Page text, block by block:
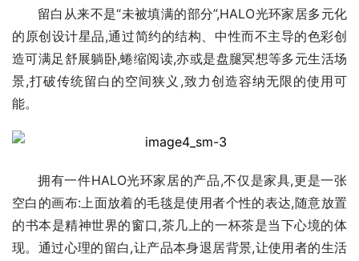
留白从来不是“未被填满的部分”,HALO光环家居多元化
的原创设计星品,通过简约的结构、中性而不主导的色彩创
造可满足舒展躺卧,蜷缩阅读,亦或是盘腿冥想等多元生活场
景,打破传统留白的空间狭义,致力创造容纳无限的使用可
能。
拥有一件HALO光环家居的产品,不仅是家具,更是一张
空白的画布:上面放着的毛毯是使用者个性的表达,随意放置
的书本是精神世界的窗口,茶几上的一杯茶是当下心境的体
现。通过心理的留白,让产品本身退居背景,让使用者的生活